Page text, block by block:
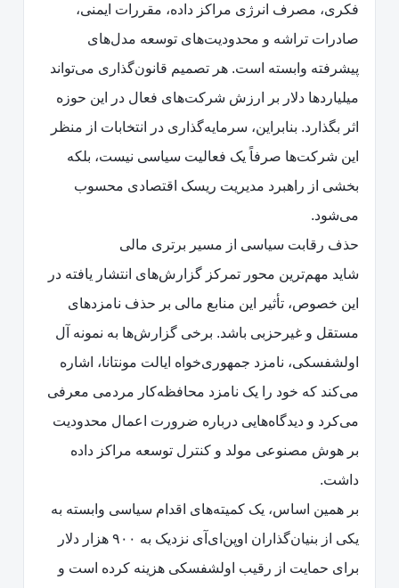
فکری، مصرف انرژی مراکز داده، مقررات ایمنی،
صادرات تراشه و محدودیت‌های توسعه مدل‌های
پیشرفته وابسته است. هر تصمیم قانون‌گذاری می‌تواند
میلیاردها دلار بر ارزش شرکت‌های فعال در این حوزه
اثر بگذارد. بنابراین، سرمایه‌گذاری در انتخابات از منظر
این شرکت‌ها صرفاً یک فعالیت سیاسی نیست، بلکه
بخشی از راهبرد مدیریت ریسک اقتصادی محسوب
می‌شود.
حذف رقابت سیاسی از مسیر برتری مالی
شاید مهم‌ترین محور تمرکز گزارش‌های انتشار یافته در
این خصوص، تأثیر این منابع مالی بر حذف نامزدهای
مستقل و غیرحزبی باشد. برخی گزارش‌ها به نمونه آل
اولشفسکی، نامزد جمهوری‌خواه ایالت مونتانا، اشاره
می‌کند که خود را یک نامزد محافظه‌کار مردمی معرفی
می‌کرد و دیدگاه‌هایی درباره ضرورت اعمال محدودیت
بر هوش مصنوعی مولد و کنترل توسعه مراکز داده
داشت.
بر همین اساس، یک کمیته‌های اقدام سیاسی وابسته به
یکی از بنیان‌گذاران اوپن‌ای‌آی نزدیک به ۹۰۰ هزار دلار
برای حمایت از رقیب اولشفسکی هزینه کرده است و